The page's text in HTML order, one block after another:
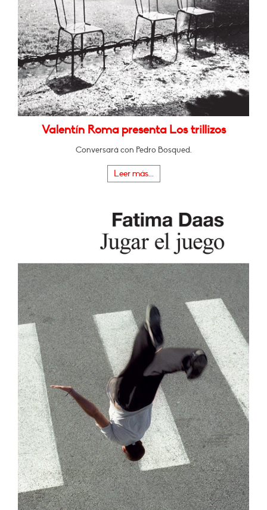
Valentín Roma presenta Los trillizos
Conversará con Pedro Bosqued.
Leer más...